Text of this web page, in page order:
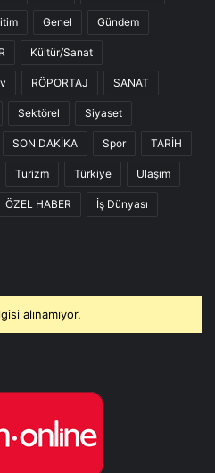
Genel Gündem
Kültür/Sanat
RÖPORTAJ SANAT
Sektörel Siyaset
SON DAKİKA Spor TARİH
Turizm Türkiye Ulaşım
ÖZEL HABER İş Dünyası
alınamıyor.